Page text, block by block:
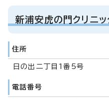
新浦安虎の門クリニッ
住所
日の出二丁目1番5号
電話番号